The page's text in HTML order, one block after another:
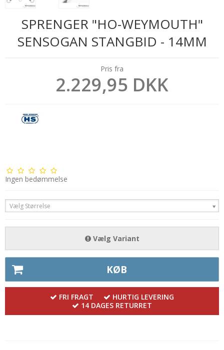
SPRENGER "HO-WEYMOUTH"
SENSOGAN STANGBID - 14MM
Pris fra
2.229,95 DKK
Ingen bedømmelse
Vælg Størrelse
Vælg Variant
KØB
FRI FRAGT
HURTIG LEVERING
14 DAGES RETURRET